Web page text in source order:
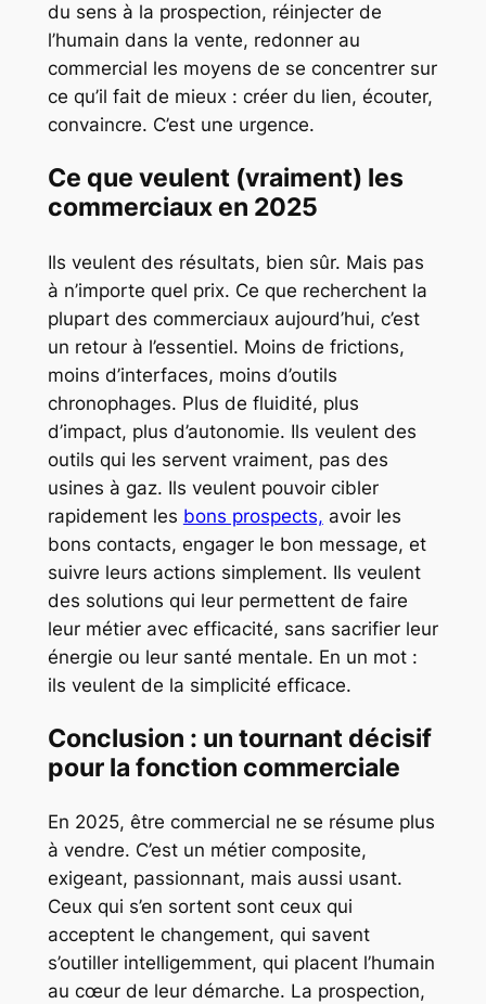
du sens à la prospection, réinjecter de
l’humain dans la vente, redonner au
commercial les moyens de se concentrer sur
ce qu’il fait de mieux : créer du lien, écouter,
convaincre. C’est une urgence.
Ce que veulent (vraiment) les
commerciaux en 2025
Ils veulent des résultats, bien sûr. Mais pas
à n’importe quel prix. Ce que recherchent la
plupart des commerciaux aujourd’hui, c’est
un retour à l’essentiel. Moins de frictions,
moins d’interfaces, moins d’outils
chronophages. Plus de fluidité, plus
d’impact, plus d’autonomie. Ils veulent des
outils qui les servent vraiment, pas des
usines à gaz. Ils veulent pouvoir cibler
rapidement les bons prospects, avoir les
bons contacts, engager le bon message, et
suivre leurs actions simplement. Ils veulent
des solutions qui leur permettent de faire
leur métier avec efficacité, sans sacrifier leur
énergie ou leur santé mentale. En un mot :
ils veulent de la simplicité efficace.
Conclusion : un tournant décisif
pour la fonction commerciale
En 2025, être commercial ne se résume plus
à vendre. C’est un métier composite,
exigeant, passionnant, mais aussi usant.
Ceux qui s’en sortent sont ceux qui
acceptent le changement, qui savent
s’outiller intelligemment, qui placent l’humain
au cœur de leur démarche. La prospection,